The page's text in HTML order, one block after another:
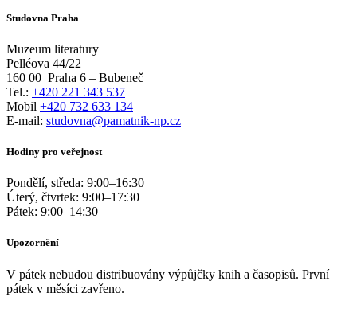
Studovna Praha
Muzeum literatury
Pelléova 44/22
160 00 Praha 6 – Bubeneč
Tel.: +420 221 343 537
Mobil +420 732 633 134
E-mail: studovna@pamatnik-np.cz
Hodiny pro veřejnost
Pondělí, středa: 9:00–16:30
Úterý, čtvrtek: 9:00–17:30
Pátek: 9:00–14:30
Upozornění
V pátek nebudou distribuovány výpůjčky knih a časopisů. První
pátek v měsíci zavřeno.